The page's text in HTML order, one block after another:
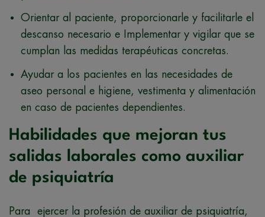
Orientar al paciente, proporcionarle y facilitarle el
descanso necesario e Implementar y vigilar que se
cumplan las medidas terapéuticas concretas.
Ayudar a los pacientes en las necesidades de
aseo personal e higiene, vestimenta y alimentación
en caso de pacientes dependientes.
Habilidades que mejoran tus
salidas laborales como auxiliar
de psiquiatría
Para ejercer la profesión de auxiliar de psiquiatría,